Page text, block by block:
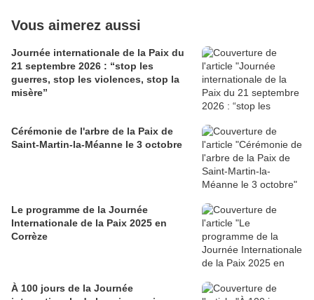
Vous aimerez aussi
Journée internationale de la Paix du
21 septembre 2026 : “stop les
guerres, stop les violences, stop la
misère”
Cérémonie de l'arbre de la Paix de
Saint-Martin-la-Méanne le 3 octobre
Le programme de la Journée
Internationale de la Paix 2025 en
Corrèze
À 100 jours de la Journée